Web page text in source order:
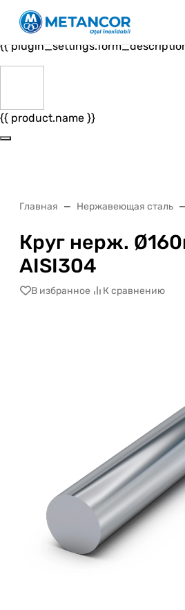
Close
{{
{{
{{ product.name }}
Главная Нержавеющая сталь
Круг нерж.
AISI304
В избранное К сравнению